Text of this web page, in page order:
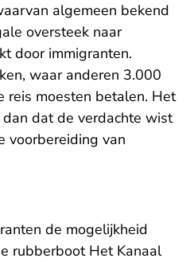
algemeen bekend
oversteek naar
door immigranten.
waar anderen 3.000
reis moesten betalen. Het
dat de verdachte wist
voorbereiding van
de mogelijkheid
rubberboot Het Kanaal